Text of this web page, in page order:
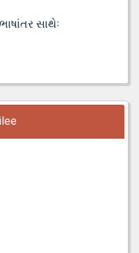
સાથેઃ